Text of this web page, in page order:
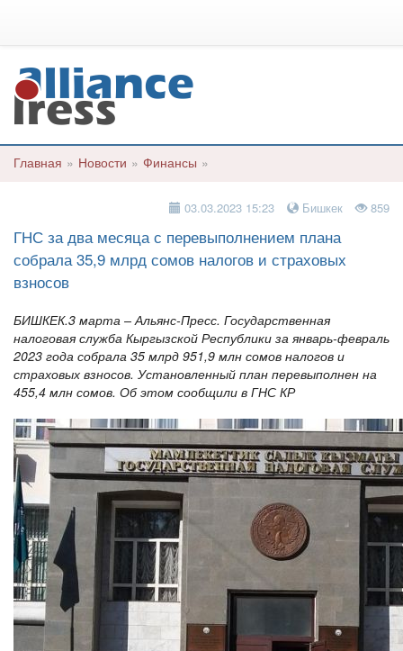
Главная » Новости » Финансы »
03.03.2023 15:23 Бишкек 859
ГНС за два месяца с перевыполнением плана
собрала 35,9 млрд сомов налогов и страховых
взносов
БИШКЕК.3 марта – Альянс-Пресс. Государственная
налоговая служба Кыргызской Республики за январь-февраль
2023 года собрала 35 млрд 951,9 млн сомов налогов и
страховых взносов. Установленный план перевыполнен на
455,4 млн сомов. Об этом сообщили в ГНС КР